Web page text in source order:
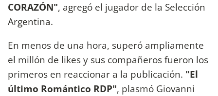
CORAZÓN", agregó el jugador de la Selección
Argentina.
En menos de una hora, superó ampliamente
el millón de likes y sus compañeros fueron los
primeros en reaccionar a la publicación. "El
último Romántico RDP", plasmó Giovanni